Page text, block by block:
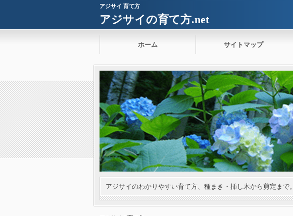
アジサイ 育て方
アジサイの育て方.net
ホーム サイトマップ
アジサイのわかりやすい育て方、種まき・挿し木から剪定まで。